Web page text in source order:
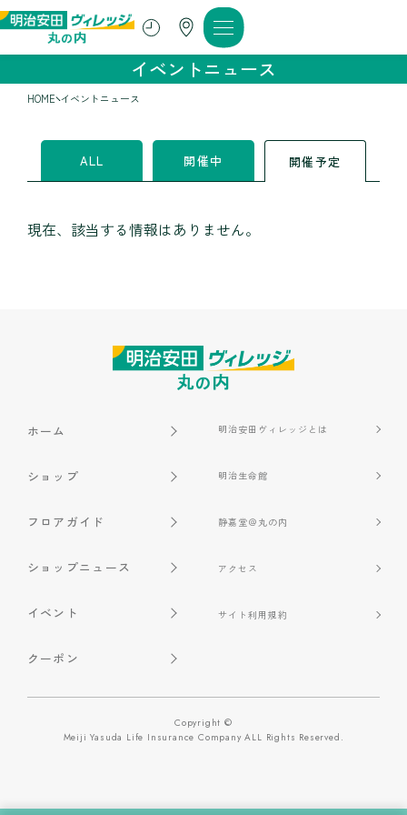
イベントニュース
HOME イベントニュース
ALL 開催中 開催予定
現在、該当する情報はありません。
ホーム
ショップ
フロアガイド
ショップニュース
イベント
クーポン
明治安田ヴィレッジとは
明治生命館
静嘉堂＠丸の内
アクセス
サイト利用規約
Copyright ©
Meiji Yasuda Life Insurance Company ALL Rights Reserved.